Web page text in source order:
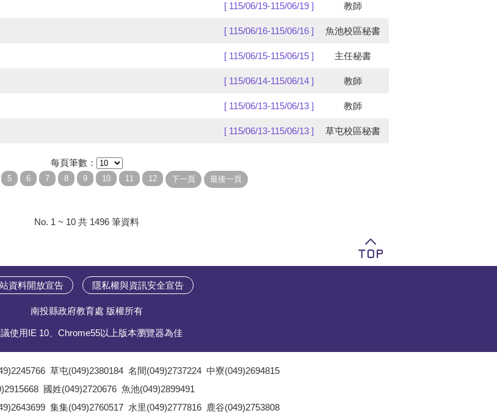
[ 115/06/19-115/06/19 ] 教師
[ 115/06/16-115/06/16 ] 魚池校區秘書
[ 115/06/15-115/06/15 ] 主任秘書
[ 115/06/14-115/06/14 ] 教師
[ 115/06/13-115/06/13 ] 教師
[ 115/06/13-115/06/13 ] 草屯校區秘書
每頁筆數：
No. 1 ~ 10 共 1496 筆資料
資料開放宣告 隱私權與資訊安全宣告
南投縣政府教育處 版權所有
使用IE 10、Chrome55以上版本瀏覽器為佳
草屯(049)2380184 名間(049)2737224 中寮(049)2694815
國姓(049)2720676 魚池(049)2899491
集集(049)2760517 水里(049)2777816 鹿谷(049)2753808